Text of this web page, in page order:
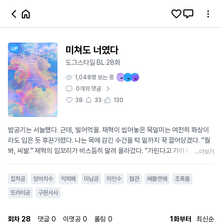
미쳐도 너였다
도그스타일·BL·28화
1,048명 보는 중
0개의 댓글
38· 33· 130
밤공기는 서늘했다. 근데, 빌어먹을. 재혁이 씹어놓은 목덜미는 여전히 화상이
라도 입은 듯 후끈거렸다. 나는 목에 감긴 수건을 턱 밑까지 꾹 끌어당겼다. “뭘
봐, 씨발.” 재혁의 입꼬리가 비스듬히 말려 올라갔다. “가린다고 가려지냐.” “…
삼디다스 슬리퍼만 신고 다니는 동네 양아치. 최대 폭력조직 두목의 혼외자로,
할머니가 운영하는 요정 ‘춘광’의 별채에서 산다. 싸움과 욕설에 능하며 배달 오
...더보기
집착공 양아치수 약피폐 미남공 미인수 혐관 배틀연애
조폭물
또라이공
구원서사
회차 28 댓글 0 이멋공 0 롤링 0 1화부터 최신순